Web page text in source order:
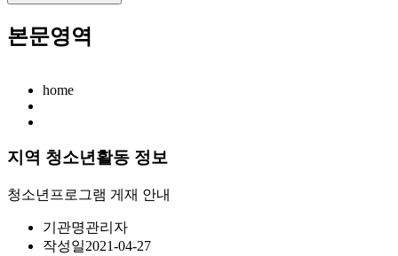
본문영역
home
지역 청소년활동 정보
청소년프로그램 게재 안내
기관명관리자
작성일2021-04-27